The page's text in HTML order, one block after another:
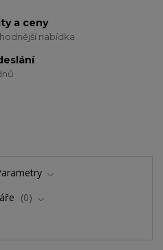
a ceny
nabídka
0